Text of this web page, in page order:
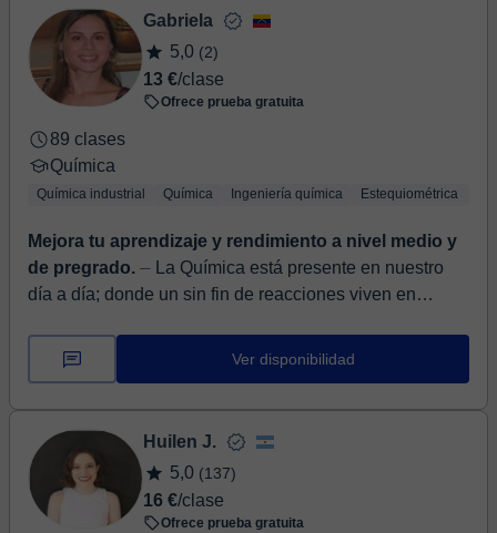
Gabriela
5,0 (2)
13 €/clase
Ofrece prueba gratuita
89 clases
Química
Química industrial Química Ingeniería química Estequiométrica
Mejora tu aprendizaje y rendimiento a nivel medio y
de pregrado. ⏤ La Química está presente en nuestro
día a día; donde un sin fin de reacciones viven en
entender ...
Ver disponibilidad
Huilen J.
5,0 (137)
16 €/clase
Ofrece prueba gratuita